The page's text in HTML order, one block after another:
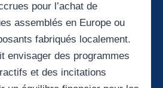
pour l’achat de
assemblés en Europe ou
fabriqués localement.
envisager des programmes
et des incitations